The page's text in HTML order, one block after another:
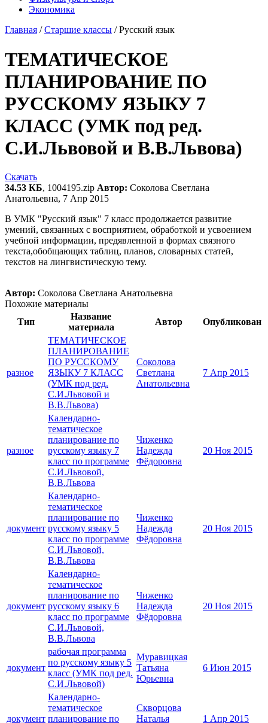
Экономика
Главная /Старшие классы /Русский язык
ТЕМАТИЧЕСКОЕ
ПЛАНИРОВАНИЕ ПО
РУССКОМУ ЯЗЫКУ 7
КЛАСС (УМК под ред.
С.И.Львовой и В.В.Львова)
Скачать
34.53 КБ, 1004195.zip Автор: Соколова Светлана
Анатольевна, 7 Апр 2015
В УМК "Русский язык" 7 класс продолжается развитие
умений, связанных с восприятием, обработкой и усвоением
учебной информации, предявленной в формах связного
текста,обобщающих таблиц, планов, словарных статей,
текстов на лингвистическую тему.
Автор: Соколова Светлана Анатольевна
Похожие материалы
Тип
Название
материала
Автор Опубликован
разное
ТЕМАТИЧЕСКОЕ
ПЛАНИРОВАНИЕ
ПО РУССКОМУ
ЯЗЫКУ 7 КЛАСС
(УМК под ред.
С.И.Львовой и
В.В.Львова)
Соколова
Светлана
Анатольевна
7 Апр 2015
разное
Календарно-
тематическое
планирование по
русскому языку 7
класс по программе
С.И.Львовой,
В.В.Львова
Чиженко
Надежда
Фёдоровна
20 Ноя 2015
документ
Календарно-
тематическое
планирование по
русскому языку 5
класс по программе
С.И.Львовой,
В.В.Львова
Чиженко
Надежда
Фёдоровна
20 Ноя 2015
документ
Календарно-
тематическое
планирование по
русскому языку 6
класс по программе
С.И.Львовой,
В.В.Львова
Чиженко
Надежда
Фёдоровна
20 Ноя 2015
документ
рабочая программа
по русскому языку 5
класс (УМК под ред.
С.И.Львовой)
Муравицкая
Татьяна
Юрьевна
6 Июн 2015
документ
Календарно-
тематическое
планирование по
Скворцова
Наталья
1 Апр 2015